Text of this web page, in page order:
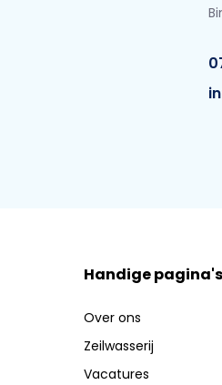
Handige pagina's
Over ons
Zeilwasserij
Vacatures